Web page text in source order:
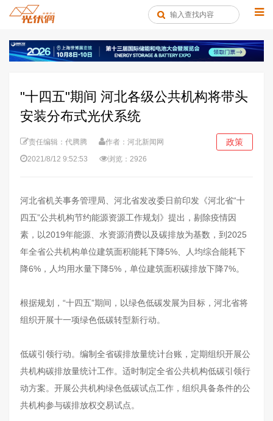
"十四五"期间 河北各级公共机构将带头
安装分布式光伏系统
责任编辑：代腾腾
作者：河北新闻网
2021/8/12 9:52:53
浏览：2926
政策
河北省机关事务管理局、河北省发改委日前印发《河北省“十
四五”公共机构节约能源资源工作规划》提出，剔除疫情因
素，以2019年能源、水资源消费以及碳排放为基数，到2025
年全省公共机构单位建筑面积能耗下降5%、人均综合能耗下
降6%，人均用水量下降5%，单位建筑面积碳排放下降7%。
根据规划，“十四五”期间，以绿色低碳发展为目标，河北省将
组织开展十一项绿色低碳转型新行动。
低碳引领行动。编制全省碳排放量统计台账，定期组织开展公
共机构碳排放量统计工作。适时制定全省公共机构低碳引领行
动方案。开展公共机构绿色低碳试点工作，组织具备条件的公
共机构参与碳排放权交易试点。